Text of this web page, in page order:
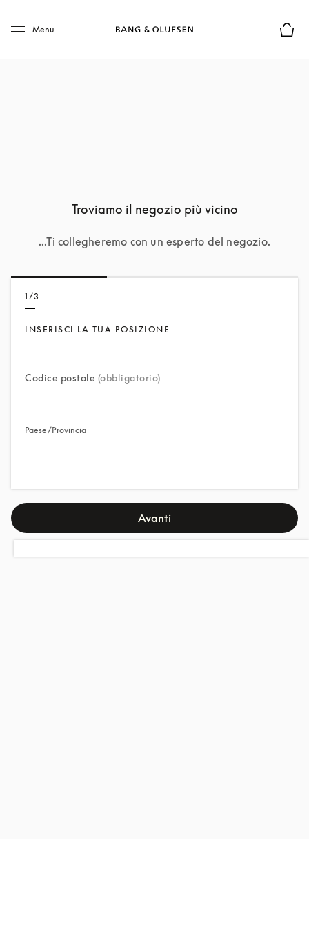
Skip to main footer
Menu
Troviamo il negozio più vicino
...Ti collegheremo con un esperto del negozio.
1/3
INSERISCI LA TUA POSIZIONE
Codice postale (obbligatorio)
Paese/Provincia
Avanti